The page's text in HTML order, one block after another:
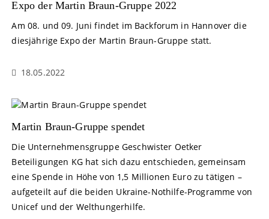
Expo der Martin Braun-Gruppe 2022
Am 08. und 09. Juni findet im Backforum in Hannover die
diesjährige Expo der Martin Braun-Gruppe statt.
18.05.2022
Martin Braun-Gruppe spendet
Die Unternehmensgruppe Geschwister Oetker
Beteiligungen KG hat sich dazu entschieden, gemeinsam
eine Spende in Höhe von 1,5 Millionen Euro zu tätigen –
aufgeteilt auf die beiden Ukraine-Nothilfe-Programme von
Unicef und der Welthungerhilfe.